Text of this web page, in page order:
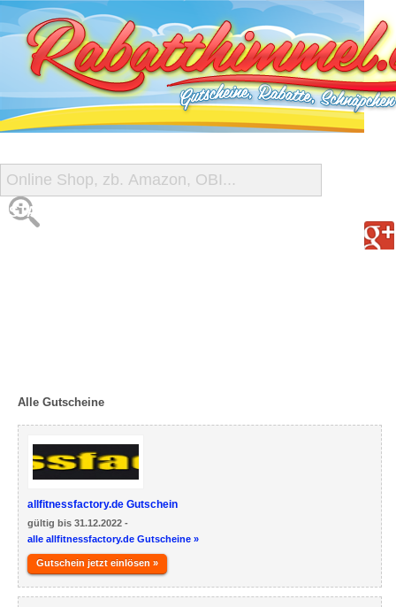
START
Alle Gutscheine
allfitnessfactory.de Gutschein
gültig bis 31.12.2022 -
alle allfitnessfactory.de Gutscheine »
Gutschein jetzt einlösen »